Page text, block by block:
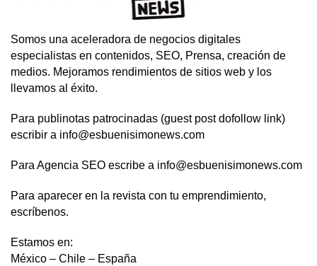
Somos una aceleradora de negocios digitales
especialistas en contenidos, SEO, Prensa, creación de
medios. Mejoramos rendimientos de sitios web y los
llevamos al éxito.
Para publinotas patrocinadas (guest post dofollow link)
escribir a info@esbuenisimonews.com
Para Agencia SEO escribe a info@esbuenisimonews.com
Para aparecer en la revista con tu emprendimiento,
escríbenos.
Estamos en:
México – Chile – España